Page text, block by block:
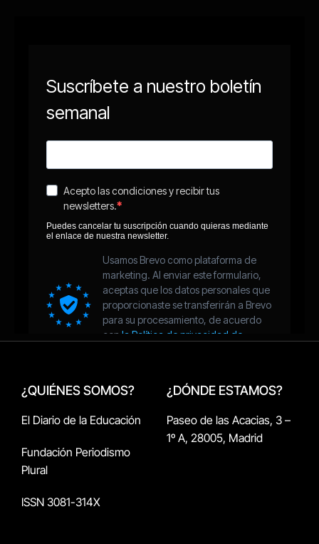
¿QUIÉNES SOMOS?
El Diario de la Educación
Fundación Periodismo
Plural
ISSN 3081-314X
¿DÓNDE ESTAMOS?
Paseo de las Acacias, 3 –
1º A, 28005, Madrid